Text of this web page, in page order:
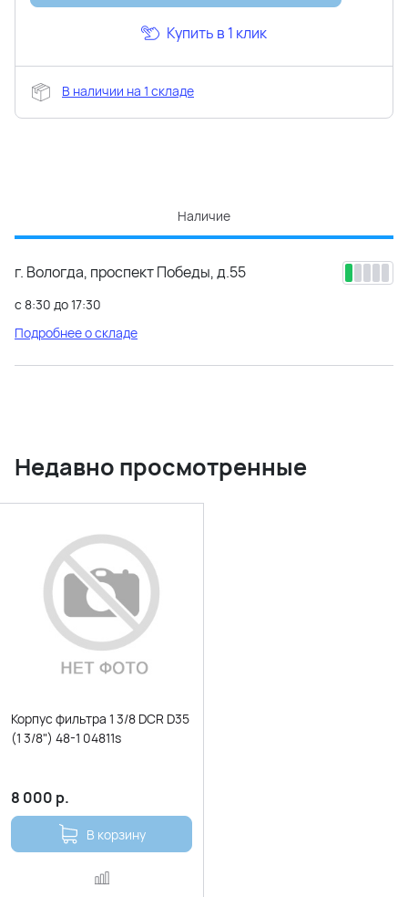
Купить в 1 клик
В наличии на 1 складе
Наличие
г. Вологда, проспект Победы, д.55
с 8:30 до 17:30
Подробнее о складе
Недавно просмотренные
Корпус фильтра 1 3/8 DCR D35
(1 3/8") 48-1 04811s
8 000 р.
В корзину